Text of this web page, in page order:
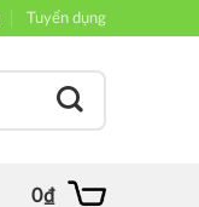
Tuyển dụng
0₫